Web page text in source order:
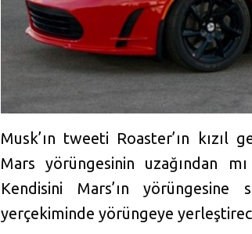
Musk’ın tweeti Roaster’ın kızıl
Mars yörüngesinin uzağından
Kendisini Mars’ın yörüngesine
yerçekiminde yörüngeye